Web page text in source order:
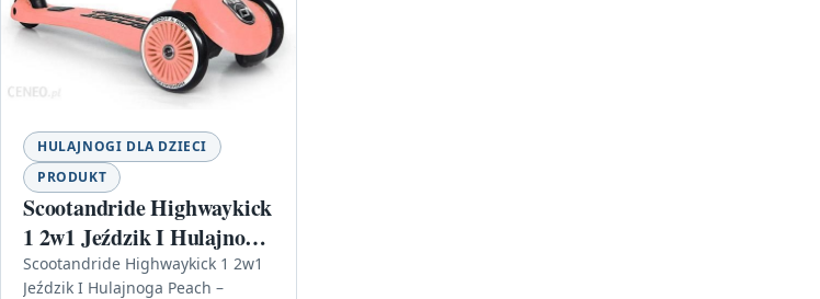
HULAJNOGI DLA DZIECI
PRODUKT
Scootandride Highwaykick
1 2w1 Jeździk I Hulajnoga
Peach
Scootandride Highwaykick 1 2w1
Jeździk I Hulajnoga Peach –